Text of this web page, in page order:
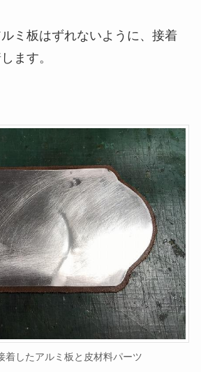
ミ板はずれないように、接着
ます。
着したアルミ板と皮材料パーツ